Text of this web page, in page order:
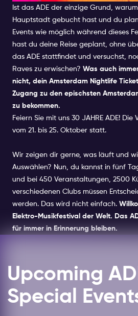
Ist das ADE der einzige Grund,
Hauptstadt gebucht hast und du
Events wie möglich während dieses
hast du deine Reise geplant, ohne
das ADE stattfindet und versuchst,
Raves zu erwischen? Was auch
nicht, dein Amsterdam Nightlife
Zugang zu den epischsten
zu bekommen.
Feiern Sie mit uns 30 JAHRE ADE!
vom 21. bis 25. Oktober statt.
Wir zeigen dir gerne, was läuft und
Auswählen? Nun, du kannst in fünf
und bei 450 Veranstaltungen, 2500
verschiedenen Clubs müssen
werden. Das wird nicht einfach.
Elektro-Musikfestival der Welt. Das
für immer in Erinnerung bleiben.
Upcoming
Special